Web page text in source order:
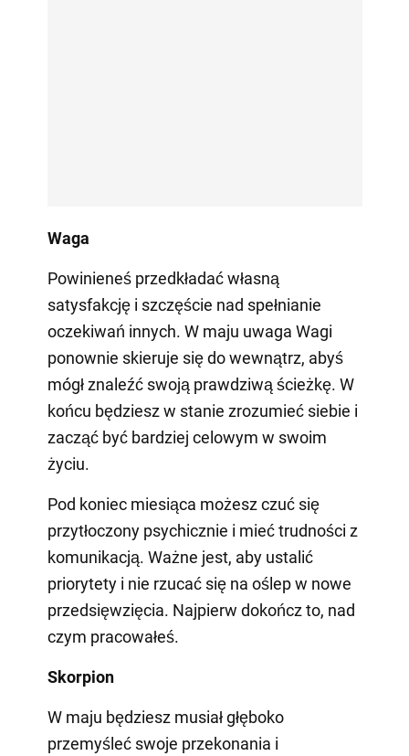
Waga
Powinieneś przedkładać własną
satysfakcję i szczęście nad spełnianie
oczekiwań innych. W maju uwaga Wagi
ponownie skieruje się do wewnątrz, abyś
mógł znaleźć swoją prawdziwą ścieżkę. W
końcu będziesz w stanie zrozumieć siebie i
zacząć być bardziej celowym w swoim
życiu.
Pod koniec miesiąca możesz czuć się
przytłoczony psychicznie i mieć trudności z
komunikacją. Ważne jest, aby ustalić
priorytety i nie rzucać się na oślep w nowe
przedsięwzięcia. Najpierw dokończ to, nad
czym pracowałeś.
Skorpion
W maju będziesz musiał głęboko
przemyśleć swoje przekonania i